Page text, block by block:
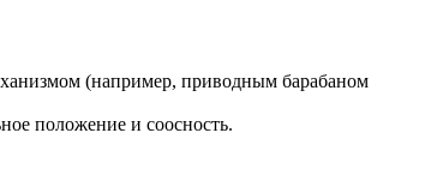
(например, приводным барабаном
положение и соосность.